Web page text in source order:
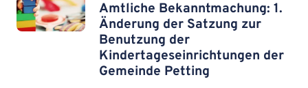
Amtliche Bekanntmachung: 1.
Änderung der Satzung zur
Benutzung der
Kindertageseinrichtungen der
Gemeinde Petting